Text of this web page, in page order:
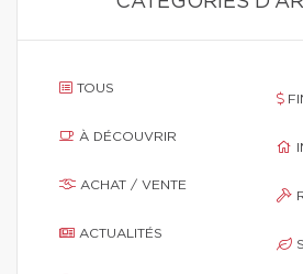
TOUS
À DÉCOUVRIR
ACHAT / VENTE
ACTUALITÉS